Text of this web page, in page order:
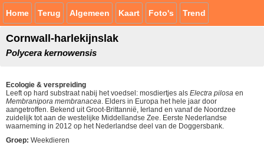
Home Terug Algemeen Kaart Foto's Trend
Cornwall-harlekijnslak
Polycera kernowensis
Ecologie & verspreiding
Leeft op hard substraat nabij het voedsel: mosdiertjes als Electra pilosa en
Membranipora membranacea. Elders in Europa het hele jaar door
aangetroffen. Bekend uit Groot-Brittannië, Ierland en vanaf de Noordzee
zuidelijk tot aan de westelijke Middellandse Zee. Eerste Nederlandse
waarneming in 2012 op het Nederlandse deel van de Doggersbank.
Groep: Weekdieren